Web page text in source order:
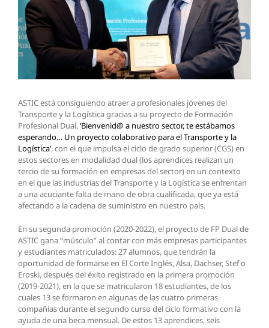
ASTIC está consiguiendo atraer a profesionales jóvenes del
Transporte y la Logística gracias a su proyecto de Formación
Profesional Dual,‘Bienvenid@ a nuestro sector, te estábamos
esperando… Un proyecto colaborativo para el Transporte y la
Logística’, con el que impulsa el ciclo de grado superior (CGS) en
estos sectores en modalidad dual (los aprendices realizan un
tercio de su formación en empresas del sector) en un contexto
en el que las industrias del Transporte y la Logística se enfrentan
a una acuciante falta de mano de obra cualificada, que ya está
afectando a la cadena de suministro en nuestro país.
En su segunda promoción (2020-2022), el proyecto de FP Dual de
ASTIC gana “músculo” al contar con más empresas participantes
y estudiantes matriculados: 27 alumnos, que tendrán la
oportunidad de formarse en El Corte Inglés, Alsa, Dachser, Stef o
Eroski, después del éxito registrado en la primera promoción
(2019-2021), en la que se matricularon 18 estudiantes, de los
cuales 13 se formaron en algunas de las cuatro primeras
compañías durante el segundo curso del ciclo formativo con la
ayuda de una beca mensual. De estos 13 aprendices, seis